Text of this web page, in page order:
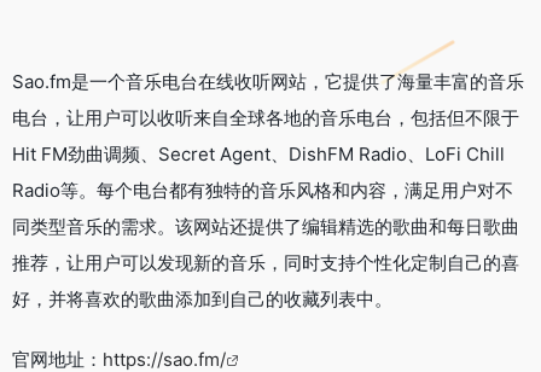
Sao.fm是一个音乐电台在线收听网站，它提供了海量丰富的音乐
电台，让用户可以收听来自全球各地的音乐电台，包括但不限于
Hit FM劲曲调频、Secret Agent、DishFM Radio、LoFi Chill
Radio等。每个电台都有独特的音乐风格和内容，满足用户对不
同类型音乐的需求。该网站还提供了编辑精选的歌曲和每日歌曲
推荐，让用户可以发现新的音乐，同时支持个性化定制自己的喜
好，并将喜欢的歌曲添加到自己的收藏列表中。
官网地址： https://sao.fm/